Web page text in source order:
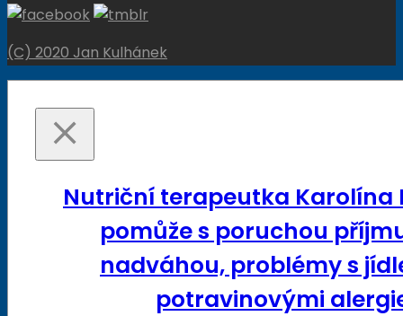
(C) 2020 Jan Kulhánek
Nutriční terapeutka Karolína
pomůže s poruchou
nadváhou, problémy s
potravinovými